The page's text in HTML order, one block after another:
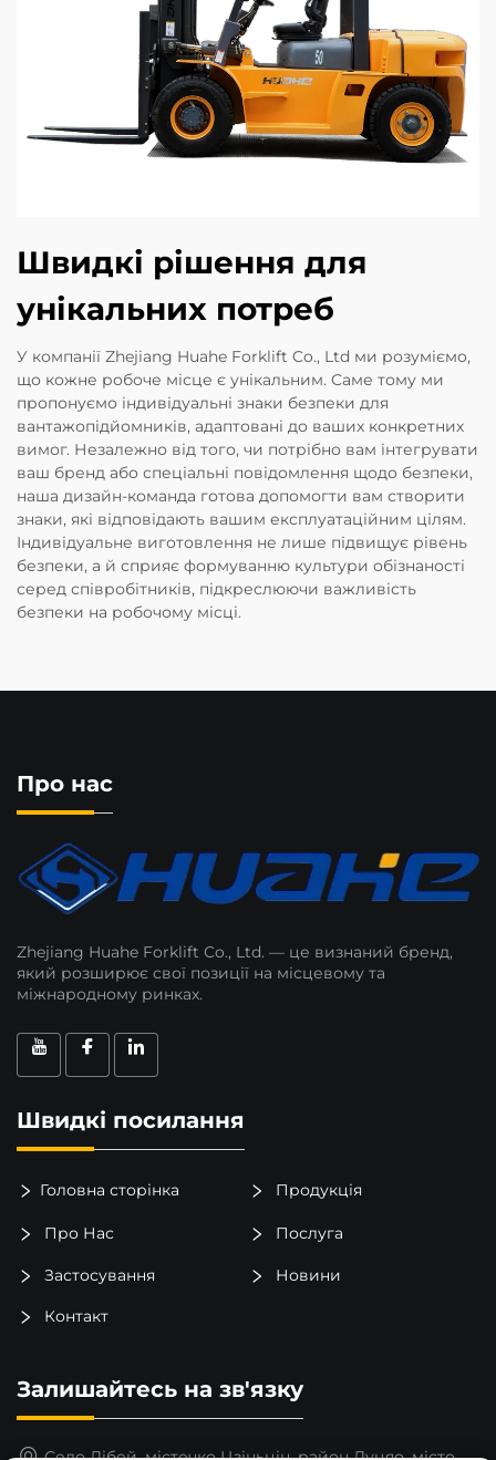
Швидкі рішення для
унікальних потреб
У компанії Zhejiang Huahe Forklift Co., Ltd ми розуміємо,
що кожне робоче місце є унікальним. Саме тому ми
пропонуємо індивідуальні знаки безпеки для
вантажопідйомників, адаптовані до ваших конкретних
вимог. Незалежно від того, чи потрібно вам інтегрувати
ваш бренд або спеціальні повідомлення щодо безпеки,
наша дизайн-команда готова допомогти вам створити
знаки, які відповідають вашим експлуатаційним цілям.
Індивідуальне виготовлення не лише підвищує рівень
безпеки, а й сприяє формуванню культури обізнаності
серед співробітників, підкреслюючи важливість
безпеки на робочому місці.
Про нас
Zhejiang Huahe Forklift Co., Ltd. — це визнаний бренд,
який розширює свої позиції на місцевому та
міжнародному ринках.
Швидкі посилання
Головна сторінка Продукція
Про Нас Послуга
Застосування Новини
Контакт
Залишайтесь на зв'язку